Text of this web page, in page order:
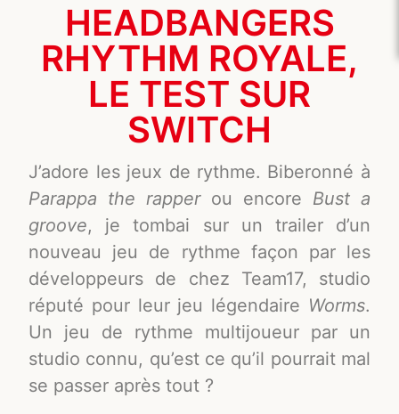
HEADBANGERS
RHYTHM ROYALE,
LE TEST SUR
SWITCH
J’adore les jeux de rythme. Biberonné à
Parappa the rapperou encore Bust a
groove, je tombai sur un trailer d’un
nouveau jeu de rythme façon par les
développeurs de chez Team17, studio
réputé pour leur jeu légendaire Worms.
Un jeu de rythme multijoueur par un
studio connu, qu’est ce qu’il pourrait mal
se passer après tout ?